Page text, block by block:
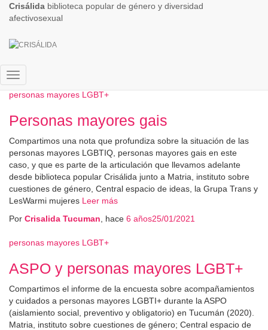
Crisálida biblioteca popular de género y diversidad
afectivosexual
Cambiar
modo
navegación
personas mayores LGBT+
Personas mayores gais
Compartimos una nota que profundiza sobre la situación de las
personas mayores LGBTIQ, personas mayores gais en este
caso, y que es parte de la articulación que llevamos adelante
desde biblioteca popular Crisálida junto a Matria, instituto sobre
cuestiones de género, Central espacio de ideas, la Grupa Trans y
LesWarmi mujeres Leer más
Por Crisalida Tucuman , hace 6 años25/01/2021
personas mayores LGBT+
ASPO y personas mayores LGBT+
Compartimos el informe de la encuesta sobre acompañamientos
y cuidados a personas mayores LGBTI+ durante la ASPO
(aislamiento social, preventivo y obligatorio) en Tucumán (2020).
Matria, instituto sobre cuestiones de género; Central espacio de